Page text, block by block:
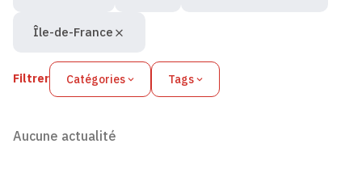
Filtrer Catégories Tags
Île-de-France
Aucune actualité